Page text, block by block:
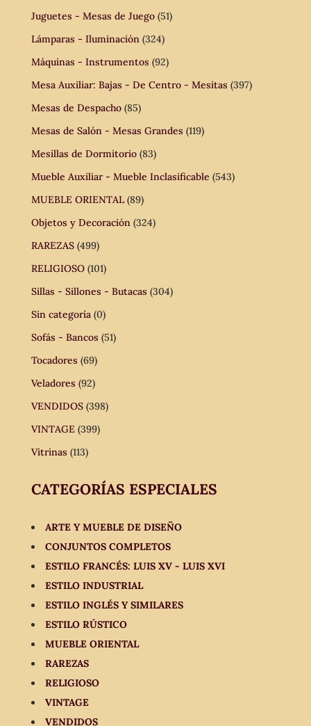
Juguetes - Mesas de Juego (51)
Lámparas - Iluminación (324)
Máquinas - Instrumentos (92)
Mesa Auxiliar: Bajas - De Centro - Mesitas (397)
Mesas de Despacho (85)
Mesas de Salón - Mesas Grandes (119)
Mesillas de Dormitorio (83)
Mueble Auxiliar - Mueble Inclasificable (543)
MUEBLE ORIENTAL (89)
Objetos y Decoración (324)
RAREZAS (499)
RELIGIOSO (101)
Sillas - Sillones - Butacas (304)
Sin categoría (0)
Sofás - Bancos (51)
Tocadores (69)
Veladores (92)
VENDIDOS (398)
VINTAGE (399)
Vitrinas (113)
CATEGORÍAS ESPECIALES
ARTE Y MUEBLE DE DISEÑO
CONJUNTOS COMPLETOS
ESTILO FRANCÉS: LUIS XV - LUIS XVI
ESTILO INDUSTRIAL
ESTILO INGLÉS Y SIMILARES
ESTILO RÚSTICO
MUEBLE ORIENTAL
RAREZAS
RELIGIOSO
VINTAGE
VENDIDOS